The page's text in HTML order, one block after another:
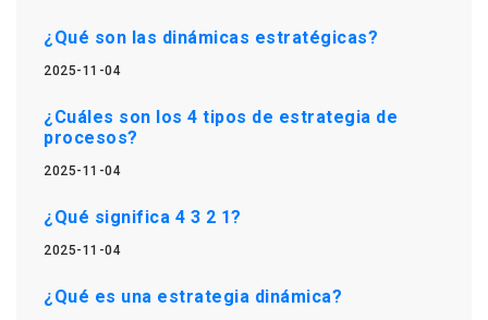
¿Qué son las dinámicas estratégicas?
2025-11-04
¿Cuáles son los 4 tipos de estrategia de
procesos?
2025-11-04
¿Qué significa 4 3 2 1?
2025-11-04
¿Qué es una estrategia dinámica?